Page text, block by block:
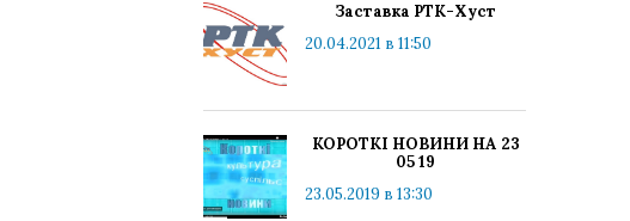
Заставка РТК-Хуст
20.04.2021 в 11:50
КОРОТКІ НОВИНИ НА 23
05 19
23.05.2019 в 13:30